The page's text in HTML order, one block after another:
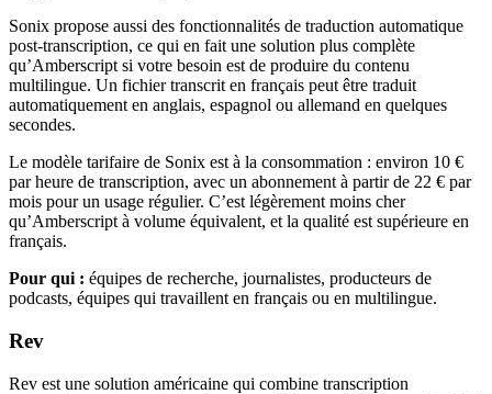
Sonix propose aussi des fonctionnalités de traduction automatique
post-transcription, ce qui en fait une solution plus complète
qu’Amberscript si votre besoin est de produire du contenu
multilingue. Un fichier transcrit en français peut être traduit
automatiquement en anglais, espagnol ou allemand en quelques
secondes.
Le modèle tarifaire de Sonix est à la consommation : environ 10 €
par heure de transcription, avec un abonnement à partir de 22 € par
mois pour un usage régulier. C’est légèrement moins cher
qu’Amberscript à volume équivalent, et la qualité est supérieure en
français.
Pour qui : équipes de recherche, journalistes, producteurs de
podcasts, équipes qui travaillent en français ou en multilingue.
Rev
Rev est une solution américaine qui combine transcription